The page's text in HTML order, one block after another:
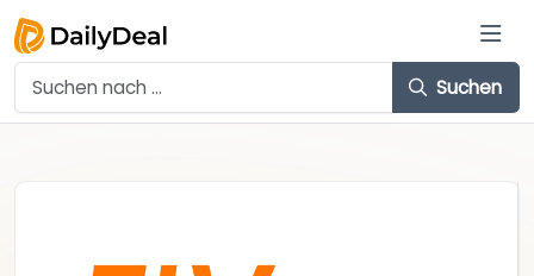
Suchen